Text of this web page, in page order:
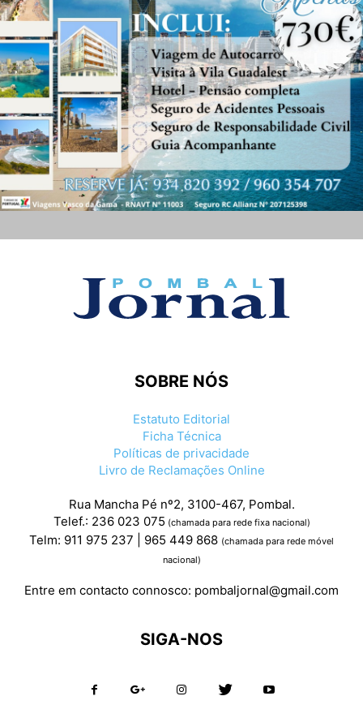
SOBRE NÓS
Estatuto Editorial
Ficha Técnica
Políticas de privacidade
Livro de Reclamações Online
Rua Mancha Pé nº2, 3100-467, Pombal.
Telef.: 236 023 075 (chamada para rede fixa nacional)
Telm: 911 975 237 | 965 449 868 (chamada para rede móvel
nacional)
Entre em contacto connosco: pombaljornal@gmail.com
SIGA-NOS